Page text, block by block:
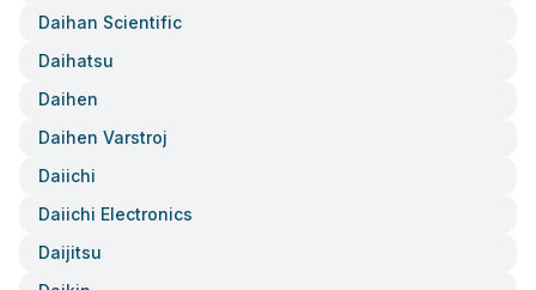
Daihan Scientific
Daihatsu
Daihen
Daihen Varstroj
Daiichi
Daiichi Electronics
Daijitsu